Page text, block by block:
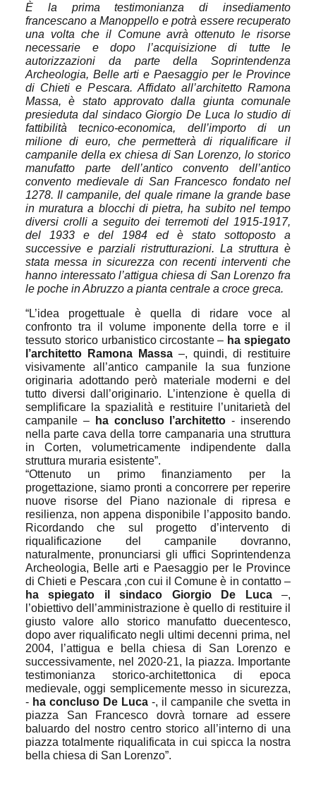
È la prima testimonianza di insediamento
francescano a Manoppello e potrà essere recuperato
una volta che il Comune avrà ottenuto le risorse
necessarie e dopo l’acquisizione di tutte le
autorizzazioni da parte della Soprintendenza
Archeologia, Belle arti e Paesaggio per le Province
di Chieti e Pescara. Affidato all’architetto Ramona
Massa, è stato approvato dalla giunta comunale
presieduta dal sindaco Giorgio De Luca lo studio di
fattibilità tecnico-economica, dell’importo di un
milione di euro, che permetterà di riqualificare il
campanile della ex chiesa di San Lorenzo, lo storico
manufatto parte dell’antico convento dell’antico
convento medievale di San Francesco fondato nel
1278. Il campanile, del quale rimane la grande base
in muratura a blocchi di pietra, ha subito nel tempo
diversi crolli a seguito dei terremoti del 1915-1917,
del 1933 e del 1984 ed è stato sottoposto a
successive e parziali ristrutturazioni. La struttura è
stata messa in sicurezza con recenti interventi che
hanno interessato l’attigua chiesa di San Lorenzo fra
le poche in Abruzzo a pianta centrale a croce greca.
“L’idea progettuale è quella di ridare voce al
confronto tra il volume imponente della torre e il
tessuto storico urbanistico circostante– ha spiegato
l’architetto Ramona Massa –, quindi, di restituire
visivamente all’antico campanile
la sua funzione
originaria adottando però materiale moderni e del
tutto diversi dall’originario. L’intenzione è quella di
semplificare la spazialità e restituire l’unitarietà del
campanile –
ha concluso l’architetto - inserendo
nella parte cava della torre campanaria una struttura
inCorten, volumetricamente indipendente dalla
struttura muraria esistente”.
“Ottenuto un primo finanziamento per la
progettazione, siamo pronti a concorrere per reperire
nuove risorse del Piano nazionale di ripresa e
resilienza, non appena disponibile l’apposito bando.
Ricordando che sul progetto d’intervento di
riqualificazione del campanile dovranno,
naturalmente, pronunciarsi gli uffici Soprintendenza
Archeologia, Belle arti e Paesaggio per le Province
di Chieti e Pescara ,con cui il Comune è in contatto –
ha spiegato il sindaco Giorgio De Luca–,
l’obiettivo dell’amministrazione è quello di restituire il
giusto valore allo storico manufatto duecentesco,
dopo aver riqualificato negli ultimi decenni prima, nel
2004, l’attigua e bella chiesa di San Lorenzo e
successivamente, nel 2020-21, la piazza. Importante
testimonianza storico-architettonica di epoca
medievale, oggi semplicemente messo in sicurezza,
- ha concluso De Luca -, il campanile che svetta in
piazza San Francesco dovrà tornare ad essere
baluardo del nostro centro storico all’interno di una
piazza totalmente riqualificata in cui spicca la nostra
bella chiesa di San Lorenzo”.